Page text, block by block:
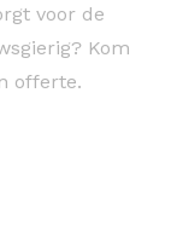
voor de
Kom
offerte.